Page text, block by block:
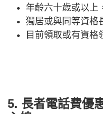
年齡六十歲或以上
獨居或與同等資格
目前領取或有資格
5. 長者電話費優